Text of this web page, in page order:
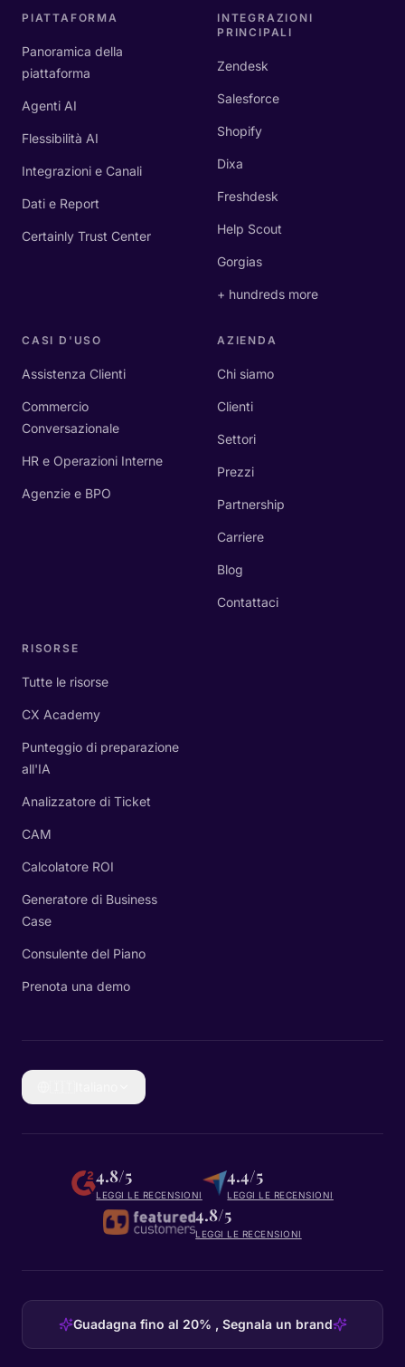
PIATTAFORMA
Panoramica della
piattaforma
Agenti AI
Flessibilità AI
Integrazioni e Canali
Dati e Report
Certainly Trust Center
INTEGRAZIONI
PRINCIPALI
Zendesk
Salesforce
Shopify
Dixa
Freshdesk
Help Scout
Gorgias
+ hundreds more
CASI D'USO
Assistenza Clienti
Commercio
Conversazionale
HR e Operazioni Interne
Agenzie e BPO
AZIENDA
Chi siamo
Clienti
Settori
Prezzi
Partnership
Carriere
Blog
Contattaci
RISORSE
Tutte le risorse
CX Academy
Punteggio di preparazione
all'IA
Analizzatore di Ticket
CAM
Calcolatore ROI
Generatore di Business
Case
Consulente del Piano
Prenota una demo
4.8/5
LEGGI LE RECENSIONI
4.4/5
LEGGI LE RECENSIONI
4.8/5
LEGGI LE RECENSIONI
Guadagna fino al 20% , Segnala un brand